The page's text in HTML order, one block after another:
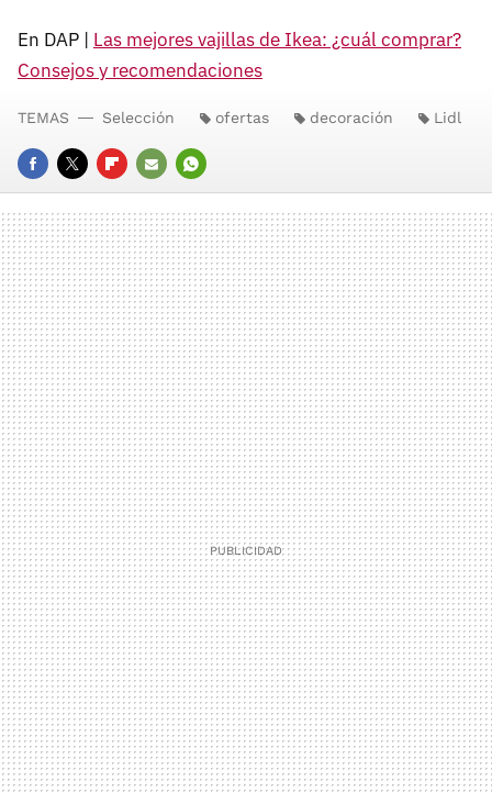
En DAP | Las mejores vajillas de Ikea: ¿cuál comprar?
Consejos y recomendaciones
FACEBOOK
TWITTERFLIPBOARD
E-
MAIL
WHATSAPP
TEMAS Selección ofertas decoración Lidl